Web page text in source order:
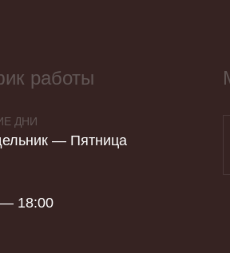
работы
ДНИ
— Пятница
18:00